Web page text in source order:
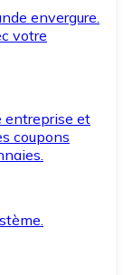
envergure.
votre
entreprise et
coupons